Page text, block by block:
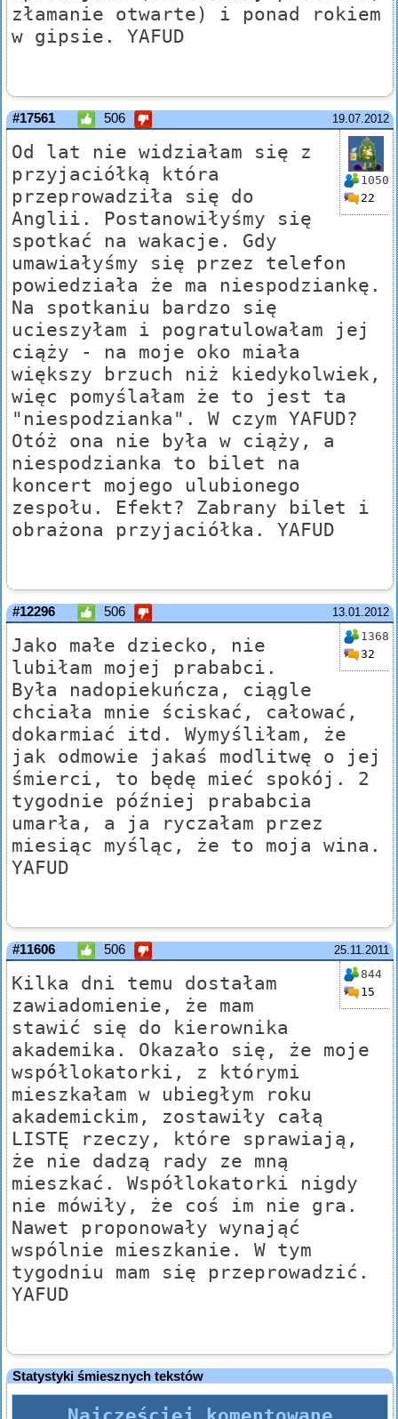
złamanie otwarte) i ponad rokiem
w gipsie. YAFUD
19.07.2012
#17561 506
1050
22
Od lat nie widziałam się z
przyjaciółką która
przeprowadziła się do
Anglii. Postanowiłyśmy się
spotkać na wakacje. Gdy
umawiałyśmy się przez telefon
powiedziała że ma niespodziankę.
Na spotkaniu bardzo się
ucieszyłam i pogratulowałam jej
ciąży - na moje oko miała
większy brzuch niż kiedykolwiek,
więc pomyślałam że to jest ta
"niespodzianka". W czym YAFUD?
Otóż ona nie była w ciąży, a
niespodzianka to bilet na
koncert mojego ulubionego
zespołu. Efekt? Zabrany bilet i
obrażona przyjaciółka. YAFUD
13.01.2012
#12296 506
1368
32
Jako małe dziecko, nie
lubiłam mojej prababci.
Była nadopiekuńcza, ciągle
chciała mnie ściskać, całować,
dokarmiać itd. Wymyśliłam, że
jak odmowie jakaś modlitwę o jej
śmierci, to będę mieć spokój. 2
tygodnie później prababcia
umarła, a ja ryczałam przez
miesiąc myśląc, że to moja wina.
YAFUD
25.11.2011
#11606 506
844
15
Kilka dni temu dostałam
zawiadomienie, że mam
stawić się do kierownika
akademika. Okazało się, że moje
współlokatorki, z którymi
mieszkałam w ubiegłym roku
akademickim, zostawiły całą
LISTĘ rzeczy, które sprawiają,
że nie dadzą rady ze mną
mieszkać. Współlokatorki nigdy
nie mówiły, że coś im nie gra.
Nawet proponowały wynająć
wspólnie mieszkanie. W tym
tygodniu mam się przeprowadzić.
YAFUD
Statystyki śmiesznych tekstów